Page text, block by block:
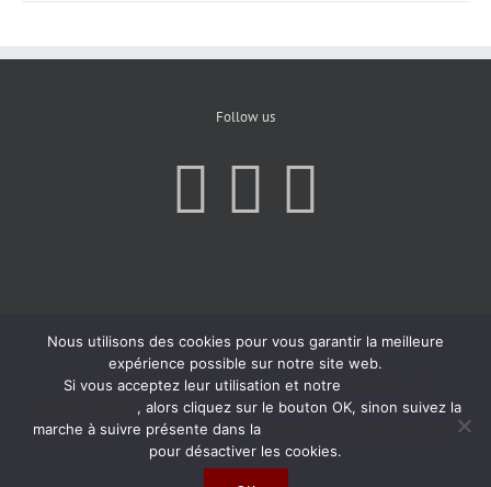
Follow us
Nous utilisons des cookies pour vous garantir la meilleure
expérience possible sur notre site web.
Si vous acceptez leur utilisation et notre
, alors cliquez sur le bouton OK, sinon suivez la
marche à suivre présente dans la
pour désactiver les cookies.